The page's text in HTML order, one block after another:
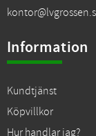
Information
Kundtjänst
Köpvillkor
Hur handlar jag?